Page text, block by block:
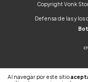
Al navegar por este sitio
Copyright Vonk
Defensa de las y los